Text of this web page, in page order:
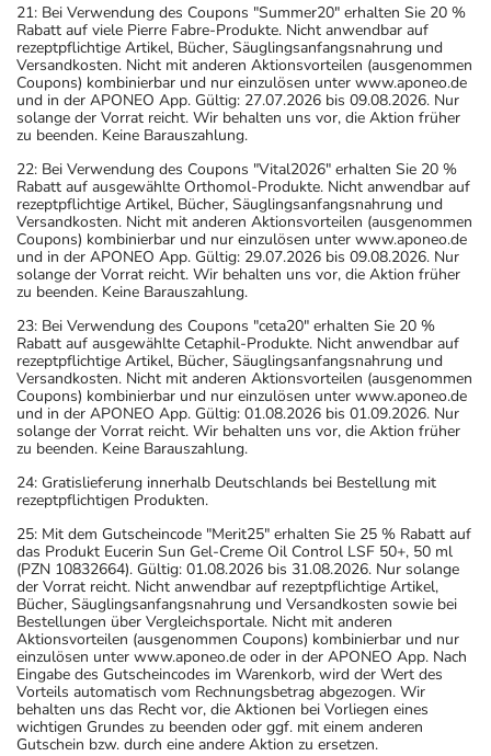
21: Bei Verwendung des Coupons "Summer20" erhalten Sie 20 %
Rabatt auf viele Pierre Fabre-Produkte. Nicht anwendbar auf
rezeptpflichtige Artikel, Bücher, Säuglingsanfangsnahrung und
Versandkosten. Nicht mit anderen Aktionsvorteilen (ausgenommen
Coupons) kombinierbar und nur einzulösen unter www.aponeo.de
und in der APONEO App. Gültig: 27.07.2026 bis 09.08.2026. Nur
solange der Vorrat reicht. Wir behalten uns vor, die Aktion früher
zu beenden. Keine Barauszahlung.
22: Bei Verwendung des Coupons "Vital2026" erhalten Sie 20 %
Rabatt auf ausgewählte Orthomol-Produkte. Nicht anwendbar auf
rezeptpflichtige Artikel, Bücher, Säuglingsanfangsnahrung und
Versandkosten. Nicht mit anderen Aktionsvorteilen (ausgenommen
Coupons) kombinierbar und nur einzulösen unter www.aponeo.de
und in der APONEO App. Gültig: 29.07.2026 bis 09.08.2026. Nur
solange der Vorrat reicht. Wir behalten uns vor, die Aktion früher
zu beenden. Keine Barauszahlung.
23: Bei Verwendung des Coupons "ceta20" erhalten Sie 20 %
Rabatt auf ausgewählte Cetaphil-Produkte. Nicht anwendbar auf
rezeptpflichtige Artikel, Bücher, Säuglingsanfangsnahrung und
Versandkosten. Nicht mit anderen Aktionsvorteilen (ausgenommen
Coupons) kombinierbar und nur einzulösen unter www.aponeo.de
und in der APONEO App. Gültig: 01.08.2026 bis 01.09.2026. Nur
solange der Vorrat reicht. Wir behalten uns vor, die Aktion früher
zu beenden. Keine Barauszahlung.
24: Gratislieferung innerhalb Deutschlands bei Bestellung mit
rezeptpflichtigen Produkten.
25: Mit dem Gutscheincode "Merit25" erhalten Sie 25 % Rabatt auf
das Produkt Eucerin Sun Gel-Creme Oil Control LSF 50+, 50 ml
(PZN 10832664). Gültig: 01.08.2026 bis 31.08.2026. Nur solange
der Vorrat reicht. Nicht anwendbar auf rezeptpflichtige Artikel,
Bücher, Säuglingsanfangsnahrung und Versandkosten sowie bei
Bestellungen über Vergleichsportale. Nicht mit anderen
Aktionsvorteilen (ausgenommen Coupons) kombinierbar und nur
einzulösen unter www.aponeo.de oder in der APONEO App. Nach
Eingabe des Gutscheincodes im Warenkorb, wird der Wert des
Vorteils automatisch vom Rechnungsbetrag abgezogen. Wir
behalten uns das Recht vor, die Aktionen bei Vorliegen eines
wichtigen Grundes zu beenden oder ggf. mit einem anderen
Gutschein bzw. durch eine andere Aktion zu ersetzen.